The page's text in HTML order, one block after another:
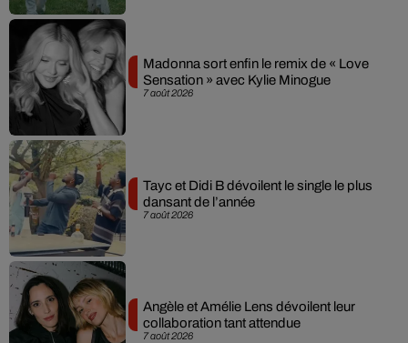
7 août 2026
Madonna sort enfin le remix de « Love
Sensation » avec Kylie Minogue
7 août 2026
Tayc et Didi B dévoilent le single le plus
dansant de l’année
7 août 2026
Angèle et Amélie Lens dévoilent leur
collaboration tant attendue